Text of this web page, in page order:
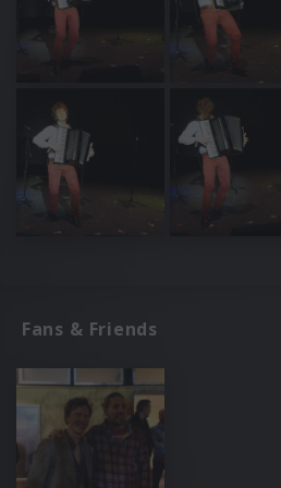
Fans & Friends